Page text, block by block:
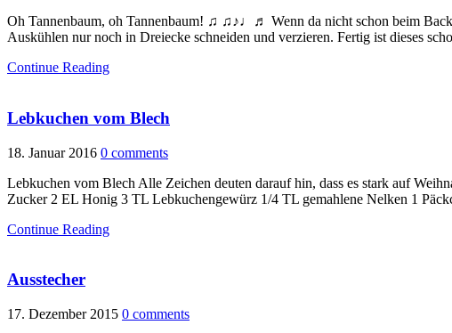
Oh Tannenbaum, oh Tannenbaum! ♫ ♫♪♩♬ Wenn da nicht schon beim
Auskühlen nur noch in Dreiecke schneiden und verzieren. Fertig ist dieses
Continue Reading
Lebkuchen vom Blech
18. Januar 2016 0 comments
Lebkuchen vom Blech Alle Zeichen deuten darauf hin, dass es stark auf
Zucker 2 EL Honig 3 TL Lebkuchengewürz 1/4 TL gemahlene Nelken 1
Continue Reading
Ausstecher
17. Dezember 2015 0 comments